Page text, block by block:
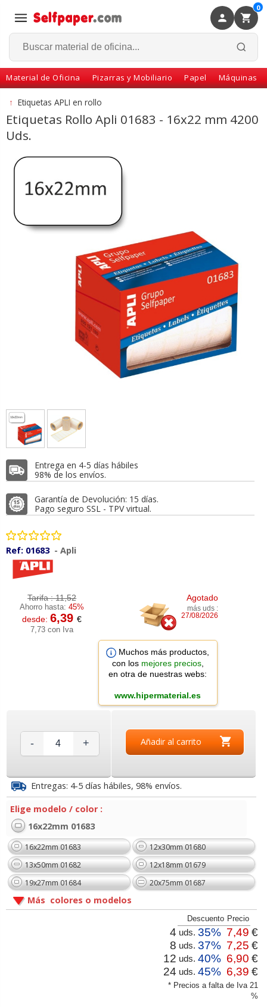
0
Material de Oficina Pizarras y Mobiliario Papel Máquinas
Volver
↑ Etiquetas APLI en rollo
Etiquetas Rollo Apli 01683 - 16x22 mm 4200
Uds.
Entrega en 4-5 días hábiles
98% de los envíos.
Garantía de Devolución: 15 días.
Pago seguro SSL - TPV virtual.
Ref: 01683 - Apli
Tarifa :11,52
Ahorro hasta:45%
desde:6,39€
7,73 con Iva
Agotado
más uds :
27/08/2026
Muchos más productos,
con los mejores precios,
en otra de nuestras webs:
www.hipermaterial.es
- + Añadir al carrito
Entregas: 4-5 días hábiles, 98% envíos.
Elige modelo / color :
16x22mm 01683
16x22mm 01683
12x30mm 01680
13x50mm 01682
12x18mm 01679
19x27mm 01684
20x75mm 01687
Más colores o modelos
* Precios a falta de Iva 21
%
Descuento Precio
4 uds. 35% 7,49 €
8 uds. 37% 7,25 €
12 uds. 40% 6,90 €
24 uds. 45% 6,39 €